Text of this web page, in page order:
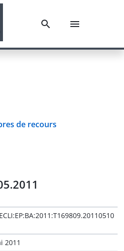
de recours
ECLI:EP:BA:2011:T169809.20110510
2011